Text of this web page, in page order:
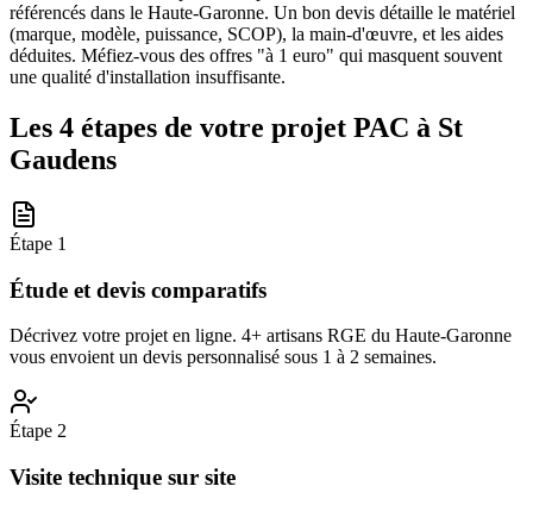
référencés dans le Haute-Garonne. Un bon devis détaille le matériel
(marque, modèle, puissance, SCOP), la main-d'œuvre, et les aides
déduites. Méfiez-vous des offres "à 1 euro" qui masquent souvent
une qualité d'installation insuffisante.
Les 4 étapes de votre projet PAC à St
Gaudens
Étape 1
Étude et devis comparatifs
Décrivez votre projet en ligne. 4+ artisans RGE du Haute-Garonne
vous envoient un devis personnalisé sous 1 à 2 semaines.
Étape 2
Visite technique sur site